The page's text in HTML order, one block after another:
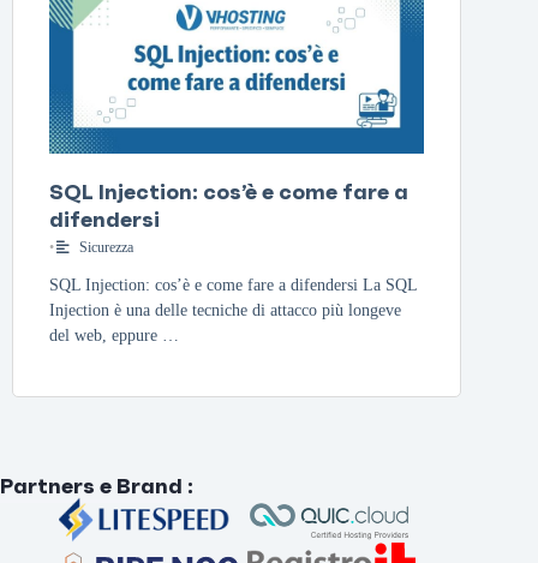
SQL Injection: cos’è e come fare a
difendersi
• Sicurezza
SQL Injection: cos’è e come fare a difendersi La SQL
Injection è una delle tecniche di attacco più longeve
del web, eppure …
Partners e Brand :